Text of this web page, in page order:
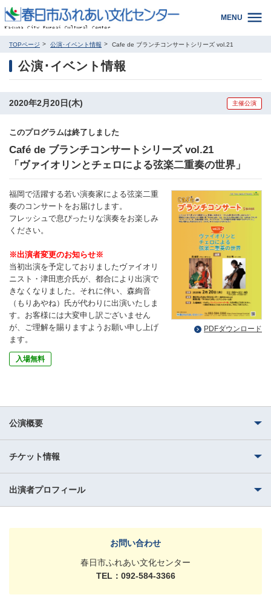
MENU
TOPページ 公演･イベント情報 Cafe de ブランチコンサートシリーズ vol.21
公演･イベント情報
2020年2月20日(木) 主催公演
このプログラムは終了しました
Café de ブランチコンサートシリーズ vol.21
「ヴァイオリンとチェロによる弦楽二重奏の世界」
福岡で活躍する若い演奏家による弦楽二重
奏のコンサートをお届けします。
フレッシュで息ぴったりな演奏をお楽しみ
ください。
※出演者変更のお知らせ※
当初出演を予定しておりましたヴァイオリ
ニスト・津田恵介氏が、都合により出演で
きなくなりました。それに伴い、森絢音
（もりあやね）氏が代わりに出演いたしま
す。お客様には大変申し訳ございません
が、ご理解を賜りますようお願い申し上げ
ます。
入場無料
PDFダウンロード
公演概要
チケット情報
出演者プロフィール
お問い合わせ
春日市ふれあい文化センター
TEL：092-584-3366